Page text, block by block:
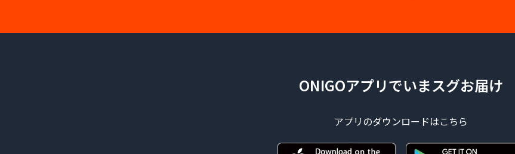
ONIGOアプリでいまスグお届け
アプリのダウンロードはこちら